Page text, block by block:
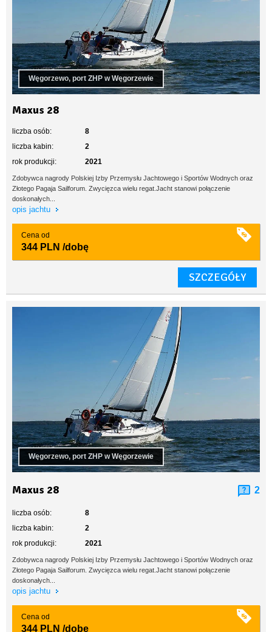
Węgorzewo, port ZHP w Węgorzewie
Maxus 28
liczba osób:
8
liczba kabin:
2
rok produkcji:
2021
Zdobywca nagrody Polskiej Izby Przemysłu Jachtowego i Sportów Wodnych oraz
Złotego Pagaja Sailforum. Zwycięzca wielu regat.Jacht stanowi połączenie
doskonałych...
opis jachtu
Cena od
344 PLN /dobę
SZCZEGÓŁY
Węgorzewo, port ZHP w Węgorzewie
Maxus 28 2
liczba osób:
8
liczba kabin:
2
rok produkcji:
2021
Zdobywca nagrody Polskiej Izby Przemysłu Jachtowego i Sportów Wodnych oraz
Złotego Pagaja Sailforum. Zwycięzca wielu regat.Jacht stanowi połączenie
doskonałych...
opis jachtu
Cena od
344 PLN /dobę